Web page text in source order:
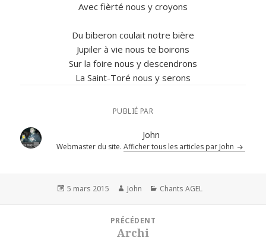
Avec fièrté nous y croyons
Du biberon coulait notre bière
Jupiler à vie nous te boirons
Sur la foire nous y descendrons
La Saint-Toré nous y serons
PUBLIÉ PAR
John
Webmaster du site. Afficher tous les articles par John
Publié
5 mars 2015 Auteur
John Catégories
Chants AGEL
PRÉCÉDENT
Archi